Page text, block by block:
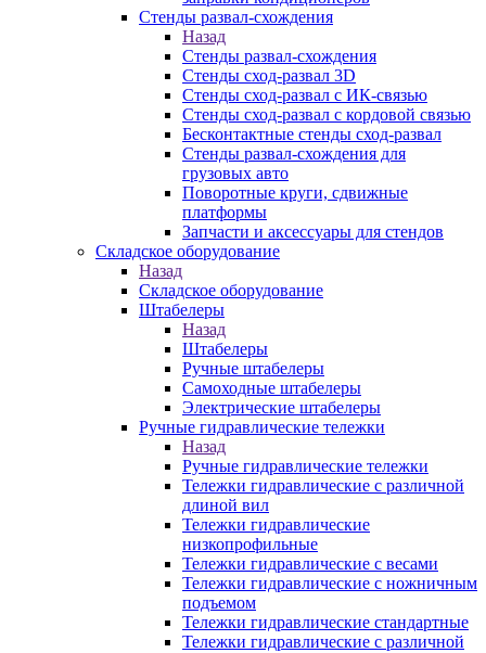
Стенды развал-схождения
Назад
Стенды развал-схождения
Стенды сход-развал 3D
Стенды сход-развал с ИК-связью
Стенды сход-развал с кордовой связью
Бесконтактные стенды сход-развал
Стенды развал-схождения для
грузовых авто
Поворотные круги, сдвижные
платформы
Запчасти и аксессуары для стендов
Складское оборудование
Назад
Складское оборудование
Штабелеры
Назад
Штабелеры
Ручные штабелеры
Самоходные штабелеры
Электрические штабелеры
Ручные гидравлические тележки
Назад
Ручные гидравлические тележки
Тележки гидравлические с различной
длиной вил
Тележки гидравлические
низкопрофильные
Тележки гидравлические с весами
Тележки гидравлические с ножничным
подъемом
Тележки гидравлические стандартные
Тележки гидравлические с различной